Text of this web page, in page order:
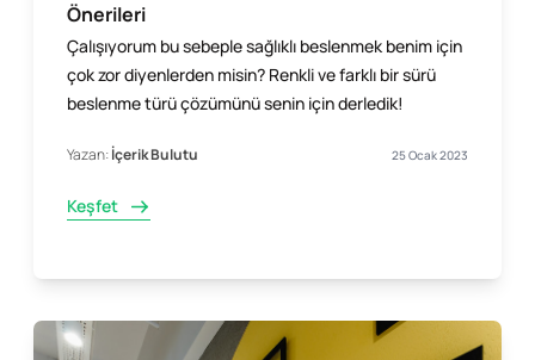
Önerileri
Çalışıyorum bu sebeple sağlıklı beslenmek benim için
çok zor diyenlerden misin? Renkli ve farklı bir sürü
beslenme türü çözümünü senin için derledik!
Yazan:İçerik Bulutu 25 Ocak 2023
Keşfet